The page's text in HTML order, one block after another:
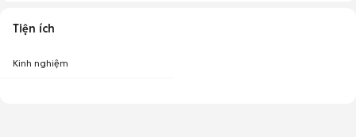
Tiện ích
Kinh nghiệm